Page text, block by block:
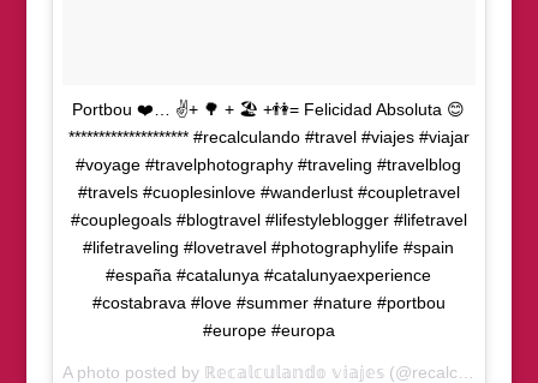
Portbou ❤️… ✌️+ 🌳 + 🏖 +👫= Felicidad Absoluta 😊
******************** #recalculando #travel #viajes #viajar
#voyage #travelphotography #traveling #travelblog
#travels #cuoplesinlove #wanderlust #coupletravel
#couplegoals #blogtravel #lifestyleblogger #lifetravel
#lifetraveling #lovetravel #photographylife #spain
#españa #catalunya #catalunyaexperience
#costabrava #love #summer #nature #portbou
#europe #europa
A photo posted by ℝ𝕖𝕔𝕒𝕝𝕔𝕦𝕝𝕒𝕟𝕕𝕠 𝕧𝕚𝕒𝕛𝕖𝕤 (@recalculandoviajes) on